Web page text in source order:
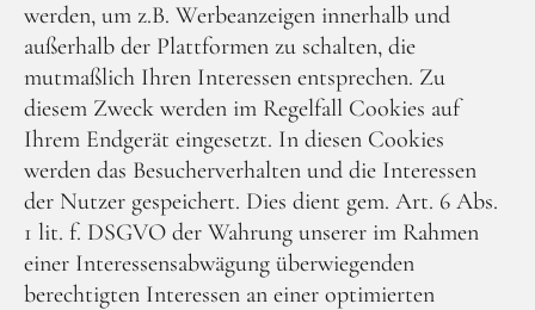
werden, um z.B. Werbeanzeigen innerhalb und
außerhalb der Plattformen zu schalten, die
mutmaßlich Ihren Interessen entsprechen. Zu
diesem Zweck werden im Regelfall Cookies auf
Ihrem Endgerät eingesetzt. In diesen Cookies
werden das Besucherverhalten und die Interessen
der Nutzer gespeichert. Dies dient gem. Art. 6 Abs.
1 lit. f. DSGVO der Wahrung unserer im Rahmen
einer Interessensabwägung überwiegenden
berechtigten Interessen an einer optimierten